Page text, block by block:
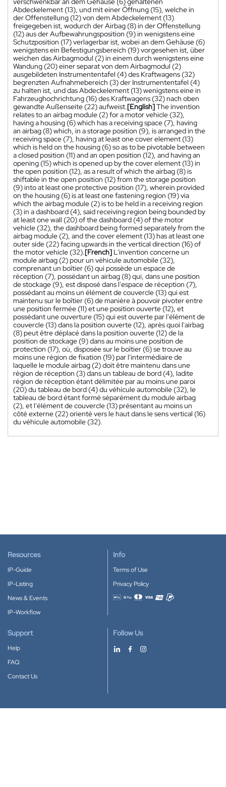
Abdeckelement (13), und mit einer Öffnung (15), welche in
der Offenstellung (12) von dem Abdeckelement (13)
freigegeben ist, wodurch der Airbag (8) in der Offenstellung
(12) aus der Aufbewahrungsposition (9) in wenigstens eine
Schutzposition (17) verlagerbar ist, wobei an dem Gehäuse (6)
wenigstens ein Befestigungsbereich (19) vorgesehen ist, über
weichen das Airbagmodul (2) in einem durch wenigstens eine
Wandung (20) einer separat von dem Airbagmodul (2)
ausgebildeten Instrumententafel (4) des Kraftwagens (32)
begrenzten Aufnahmebereich (3) der Instrumententafel (4)
zu halten ist, und das Abdeckelement (13) wenigstens eine in
Fahrzeughochrichtung (16) des Kraftwagens (32) nach oben
gewandte Außenseite (22) aufweist.[English]The invention
relates to an airbag module (2) for a motor vehicle (32),
having a housing (6) which has a receiving space (7), having
an airbag (8) which, in a storage position (9), is arranged in the
receiving space (7), having at least one cover element (13)
which is held on the housing (6) so as to be pivotable between
a closed position (11) and an open position (12), and having an
opening (15) which is opened up by the cover element (13) in
the open position (12), as a result of which the airbag (8) is
shiftable in the open position (12) from the storage position
(9) into at least one protective position (17), wherein provided
on the housing (6) is at least one fastening region (19) via
which the airbag module (2) is to be held in a receiving region
(3) in a dashboard (4), said receiving region being bounded by
at least one wall (20) of the dashboard (4) of the motor
vehicle (32), the dashboard being formed separately from the
airbag module (2), and the cover element (13) has at least one
outer side (22) facing upwards in the vertical direction (16) of
the motor vehicle (32).[French] L'invention concerne un
module airbag (2) pour un véhicule automobile (32),
comprenant un boîtier (6) qui possède un espace de
réception (7), possédant un airbag (8) qui, dans une position
de stockage (9), est disposé dans l'espace de réception (7),
possédant au moins un élément de couvercle (13) qui est
maintenu sur le boîtier (6) de manière à pouvoir pivoter entre
une position fermée (11) et une position ouverte (12), et
possédant une ouverture (15) qui est ouverte par l'élément de
couvercle (13) dans la position ouverte (12), après quoi l'airbag
(8) peut être déplacé dans la position ouverte (12) de la
position de stockage (9) dans au moins une position de
protection (17), où, disposée sur le boîtier (6) se trouve au
moins une région de fixation (19) par l'intermédiaire de
laquelle le module airbag (2) doit être maintenu dans une
région de réception (3) dans un tableau de bord (4), ladite
région de réception étant délimitée par au moins une paroi
(20) du tableau de bord (4) du véhicule automobile (32), le
tableau de bord étant formé séparément du module airbag
(2), et l'élément de couvercle (13) présentant au moins un
côté externe (22) orienté vers le haut dans le sens vertical (16)
du véhicule automobile (32).
Resources
IP-Guide
IP-Listing
News & Events
IP-Workflow
Info
Terms of Use
Privacy Policy
Accepted payment methods
Support
Help
FAQ
Contact Us
Follow Us